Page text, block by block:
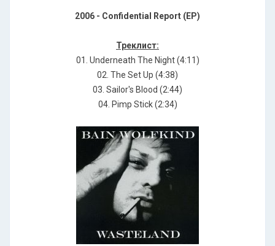
2006 - Confidential Report (EP)
Треклист:
01. Underneath The Night (4:11)
02. The Set Up (4:38)
03. Sailor's Blood (2:44)
04. Pimp Stick (2:34)